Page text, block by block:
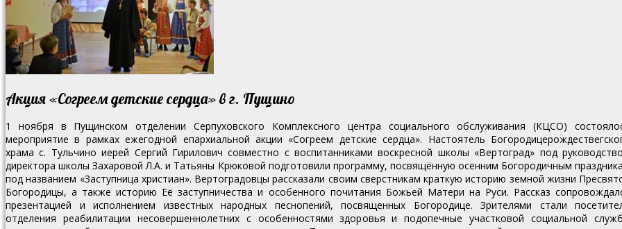
Акция «Согреем детские сердца» в г. Пущино
1 ноября в Пущинском отделении Серпуховского Комплексного центра социального обслуживания (КЦСО)
мероприятие в рамках ежегодной епархиальной акции «Согреем детские сердца». Настоятель
храма с. Тульчино иерей Сергий Гирилович совместно с воспитанниками воскресной школы «Вертоград» под
директора школы Захаровой Л.А. и Татьяны Крюковой подготовили программу, посвящённую осенним Богородичным
под названием «Заступница христиан». Вертоградовцы рассказали своим сверстникам краткую историю земной жизни
Богородицы, а также историю Её заступничества и особенного почитания Божьей Матери на Руси. Рассказ
презентацией и исполнением известных народных песнопений, посвященных Богородице. Зрителями стали
отделения реабилитации несовершеннолетних с особенностями здоровья и подопечные участковой социальной